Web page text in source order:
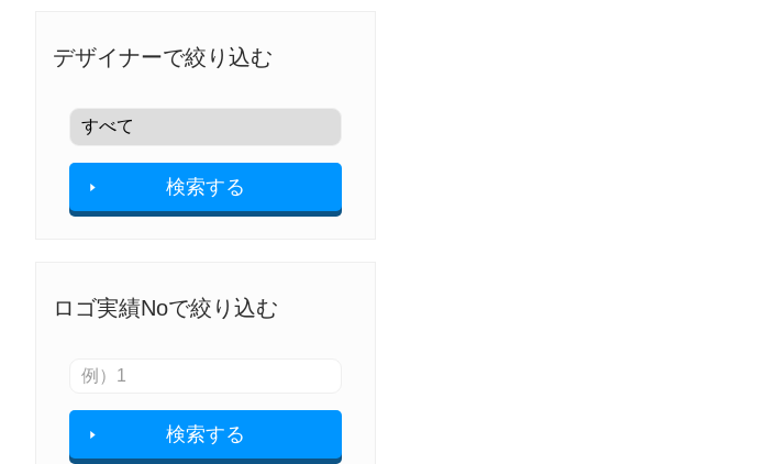
デザイナーで絞り込む
検索する
ロゴ実績Noで絞り込む
検索する